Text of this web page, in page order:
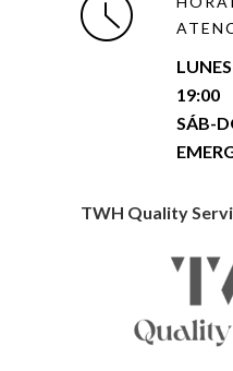
19:00
SÁB-
TWH Quality